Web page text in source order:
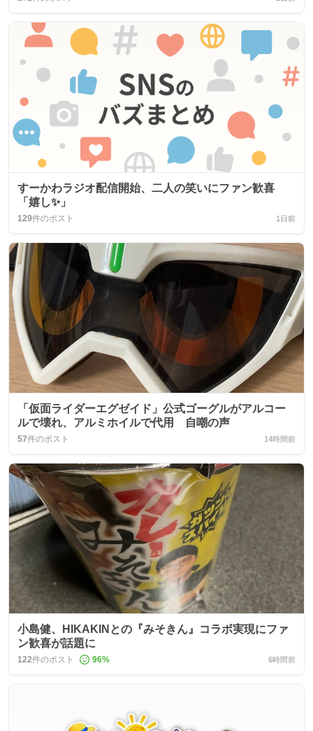
すーかわラジオ配信開始、二人の笑いにファン歓喜
「嬉し✨」
129件のポスト 1日前
「仮面ライダーエグゼイド」公式ゴーグルがアルコー
ルで壊れ、アルミホイルで代用 自嘲の声
57件のポスト 14時間前
小島健、HIKAKINとの『みそきん』コラボ実現にファ
ン歓喜が話題に
122件のポスト 96% 6時間前